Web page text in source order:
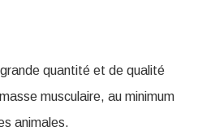
quantité et de qualité
musculaire, au minimum
animales.